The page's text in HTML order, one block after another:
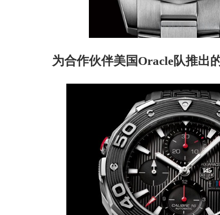
为合作伙伴美国Oracle队推出